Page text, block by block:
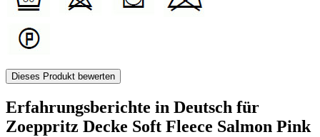
Dieses Produkt bewerten
Erfahrungsberichte in Deutsch für
Zoeppritz Decke Soft Fleece Salmon Pink